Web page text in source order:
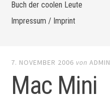
Buch der coolen Leute
Impressum / Imprint
7. NOVEMBER 2006 vonADMIN
Mac Mini